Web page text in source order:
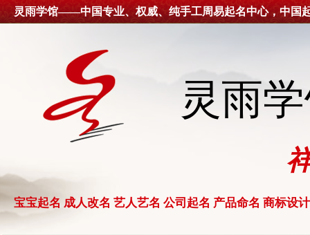
灵雨学馆——中国专业、权威、纯手工周易起名中心，中国
灵雨
宝宝起名 成人改名 艺人艺名 公司起名 产品命名 商标设计